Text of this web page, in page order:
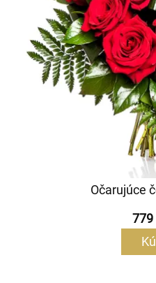
Očarujúce
779